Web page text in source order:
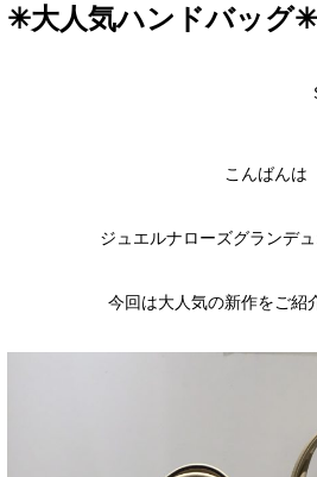
✳︎大人気ハンドバッグ✳︎
こんばんは
ジュエルナローズグランデュ
今回は大人気の新作をご紹